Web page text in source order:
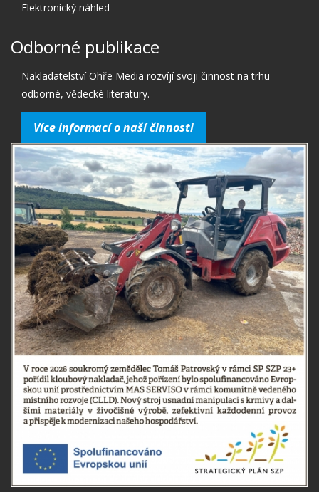
Elektronický náhled
Odborné publikace
Nakladatelství Ohře Media rozvíjí svoji činnost na trhu
odborné, vědecké literatury.
Více informací o naší činnosti